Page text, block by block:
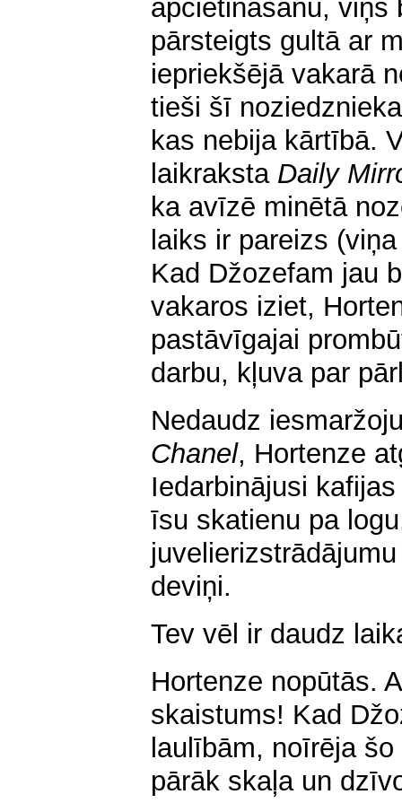
apcietināšanu, viņš
pārsteigts gultā ar
iepriekšējā vakarā
tieši šī
kas nebija kārtībā.
laikraksta Daily
ka avīzē minētā
laiks ir pareizs
Kad Džozefam jau
vakaros iziet,
pastāvīgajai
darbu, kļuva par
Nedaudz
Chanel, Hortenze
Iedarbinājusi
īsu skatienu pa
deviņi.
Tev vēl ir daudz
Hortenze nopūtās.
skaistums! Kad
laulībām, noīrēja
pārāk skaļa un